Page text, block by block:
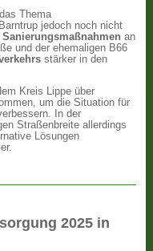
Thema
jedoch noch nicht
Sanierungsmaßnahmen an
und der ehemaligen B66
stärker in den
Kreis Lippe über
um die Situation für
In der
Straßenbreite allerdings
Lösungen
2025 in